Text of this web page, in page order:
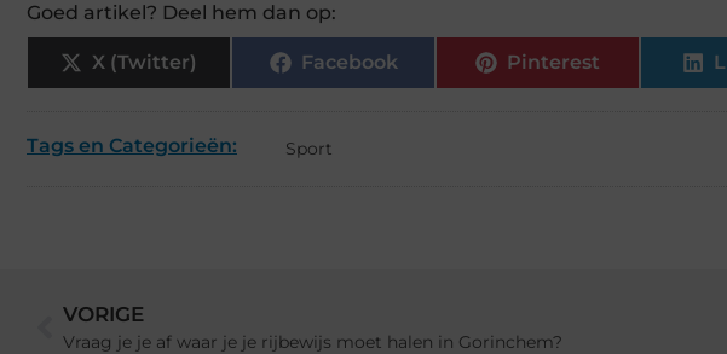
Goed artikel? Deel hem dan op:
X (Twitter) Facebook Pinterest
Tags en Categorieën: Sport
VORIGE
Vraag je je af waar je je rijbewijs moet halen in Gorinchem?